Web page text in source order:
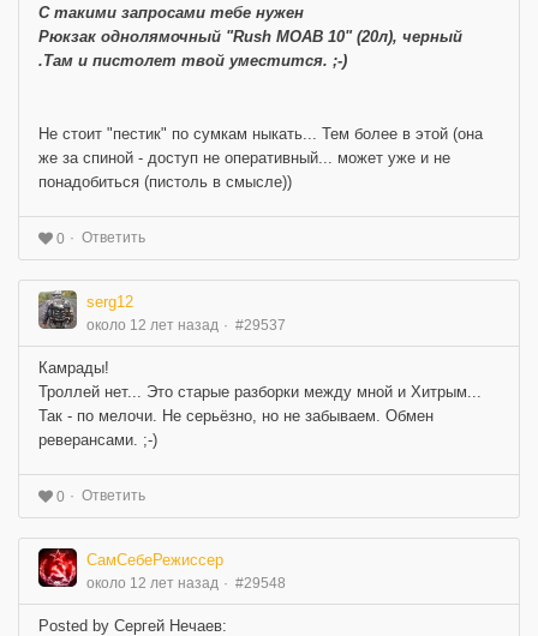
С такими запросами тебе нужен
Рюкзак однолямочный "Rush MOAB 10" (20л), черный
.Там и пистолет твой уместится. ;-)
Не стоит "пестик" по сумкам ныкать... Тем более в этой (она
же за спиной - доступ не оперативный... может уже и не
понадобиться (пистоль в смысле))
0 Ответить
serg12
около 12 лет назад #29537
Камрады!
Троллей нет... Это старые разборки между мной и Хитрым...
Так - по мелочи. Не серьёзно, но не забываем. Обмен
реверансами. ;-)
0 Ответить
СамСебеРежиссер
около 12 лет назад #29548
Posted by Сергей Нечаев: